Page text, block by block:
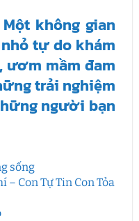
không gian
tự do khám
ươm mầm đam
trải nghiệm
người bạn
sống
– Con Tự Tin Con Tỏa